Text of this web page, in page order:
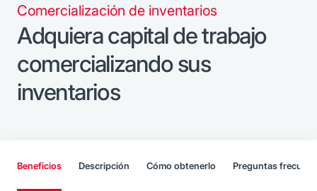
Comercialización de inventarios
Adquiera capital de trabajo
comercializando sus
inventarios
Beneficios Descripción Cómo obtenerlo Preguntas